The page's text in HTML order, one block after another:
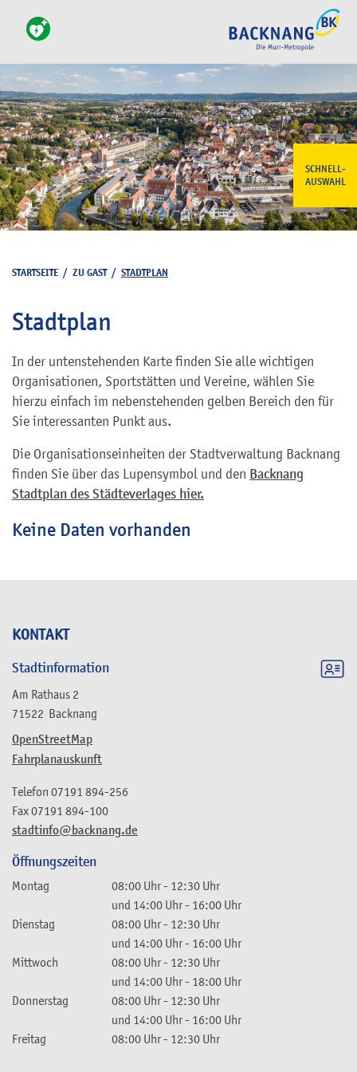
SCHNELL-
AUSWAHL
KONTAKT
Stadtinformation
Am Rathaus 2
71522 Backnang
OpenStreetMap
Fahrplanauskunft
stadtinfo@backnang.de
Telefon 07191 894-256
Fax07191 894-100
Öffnungszeiten
Montag 08:00 Uhr- 12:30 Uhr
und 14:00 Uhr- 16:00 Uhr
Dienstag
08:00 Uhr- 12:30 Uhr
und 14:00 Uhr- 16:00 Uhr
Mittwoch
08:00 Uhr- 12:30 Uhr
und 14:00 Uhr- 18:00 Uhr
Donnerstag
08:00 Uhr- 12:30 Uhr
und 14:00 Uhr- 16:00 Uhr
Freitag
08:00 Uhr- 12:30 Uhr
STARTSEITE / ZU GAST/ STADTPLAN
Stadtplan
In der untenstehenden Karte finden Sie alle wichtigen
Organisationen, Sportstätten und Vereine, wählen Sie
hierzu einfach im nebenstehenden gelben Bereich den für
Sie interessanten Punkt aus.
Die Organisationseinheiten der Stadtverwaltung Backnang
finden Sie über das Lupensymbol und den Backnang
Stadtplan des Städteverlages hier.
Keine Daten vorhanden